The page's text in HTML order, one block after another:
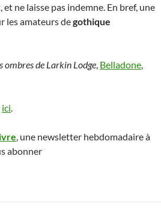
ne laisse pas indemne. En bref, une
les amateurs degothique
ombres de Larkin Lodge Belladone
ici
, une newsletter hebdomadaire à
abonner